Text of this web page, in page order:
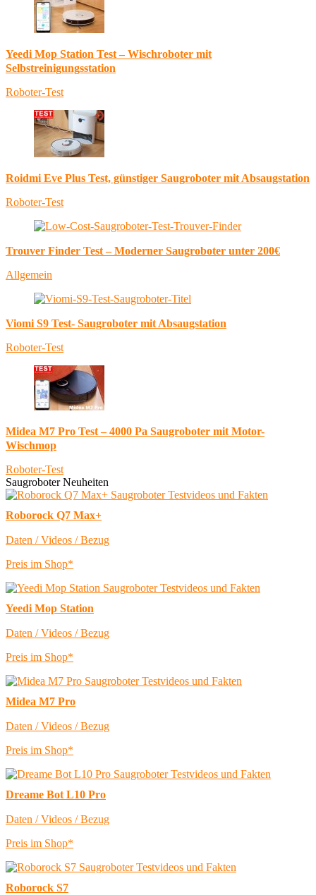
Yeedi Mop Station Test – Wischroboter mit
Selbstreinigungsstation
Roboter-Test
Roidmi Eve Plus Test, günstiger Saugroboter mit Absaugstation
Roboter-Test
Trouver Finder Test – Moderner Saugroboter unter 200€
Allgemein
Viomi S9 Test- Saugroboter mit Absaugstation
Roboter-Test
Midea M7 Pro Test – 4000 Pa Saugroboter mit Motor-
Wischmop
Roboter-Test
Saugroboter Neuheiten
Roborock Q7 Max+
Daten / Videos / Bezug
Preis im Shop*
Yeedi Mop Station
Daten / Videos / Bezug
Preis im Shop*
Midea M7 Pro
Daten / Videos / Bezug
Preis im Shop*
Dreame Bot L10 Pro
Daten / Videos / Bezug
Preis im Shop*
Roborock S7